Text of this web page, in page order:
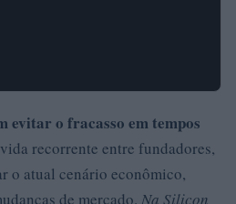
evitar o fracasso em tempos
recorrente entre fundadores,
o atual cenário econômico,
de mercado. Na Silicon